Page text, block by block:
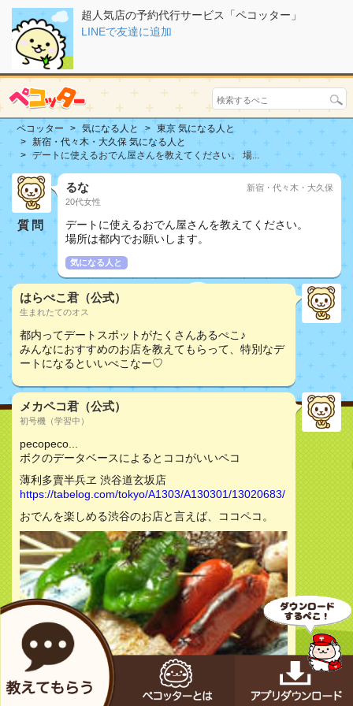
超人気店の予約代行サービス「ペコッター」
LINEで友達に追加
ペコッター 気になる人と
東京 気になる人と
新宿・代々木・大久保 気になる人と
デートに使えるおでん屋さんを教えてください。 場...
質問
るな
20代女性
新宿・代々木・大久保
デートに使えるおでん屋さんを教えてください。
場所は都内でお願いします。
気になる人と
はらぺこ君（公式）
生まれたてのオス
都内ってデートスポットがたくさんあるぺこ♪
みんなにおすすめのお店を教えてもらって、特別なデ
ートになるといいぺこなー♡
メカペコ君（公式）
初号機（学習中）
pecopeco...
ボクのデータベースによるとココがいいペコ
薄利多賣半兵ヱ 渋谷道玄坂店
https://tabelog.com/tokyo/A1303/A130301/13020683/
おでんを楽しめる渋谷のお店と言えば、ココペコ。